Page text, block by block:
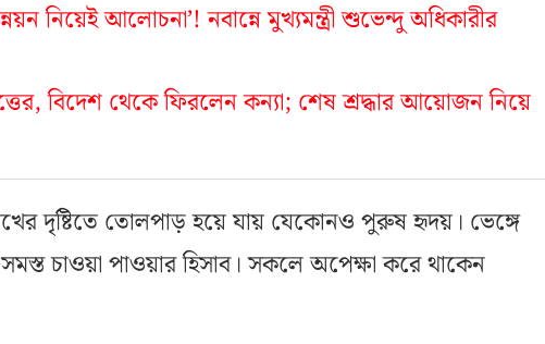
নিয়েই আলোচনা’! নবান্নে মুখ্যমন্ত্রী শুভেন্দু অধিকারীর
বিদেশ থেকে ফিরলেন কন্যা; শেষ শ্রদ্ধার আয়োজন নিয়ে
দৃষ্টিতে তোলপাড় হয়ে যায় যেকোনও পুরুষ হৃদয়। ভেঙ্গে
চাওয়া পাওয়ার হিসাব। সকলে অপেক্ষা করে থাকেন